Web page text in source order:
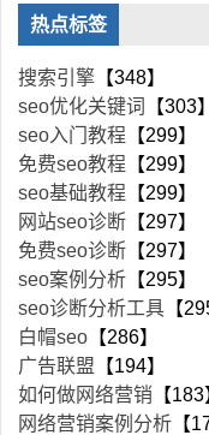
热点标签
搜索引擎 【348】
seo优化关键词
【303】
seo入门教程 【299】
免费seo教程 【299】
seo基础教程 【299】
网站seo诊断 【297】
免费seo诊断 【297】
seo案例分析 【295】
seo诊断分析工具 【
白帽seo 【286】
广告联盟 【194】
如何做网络营销 【183
网络营销案例分析 【